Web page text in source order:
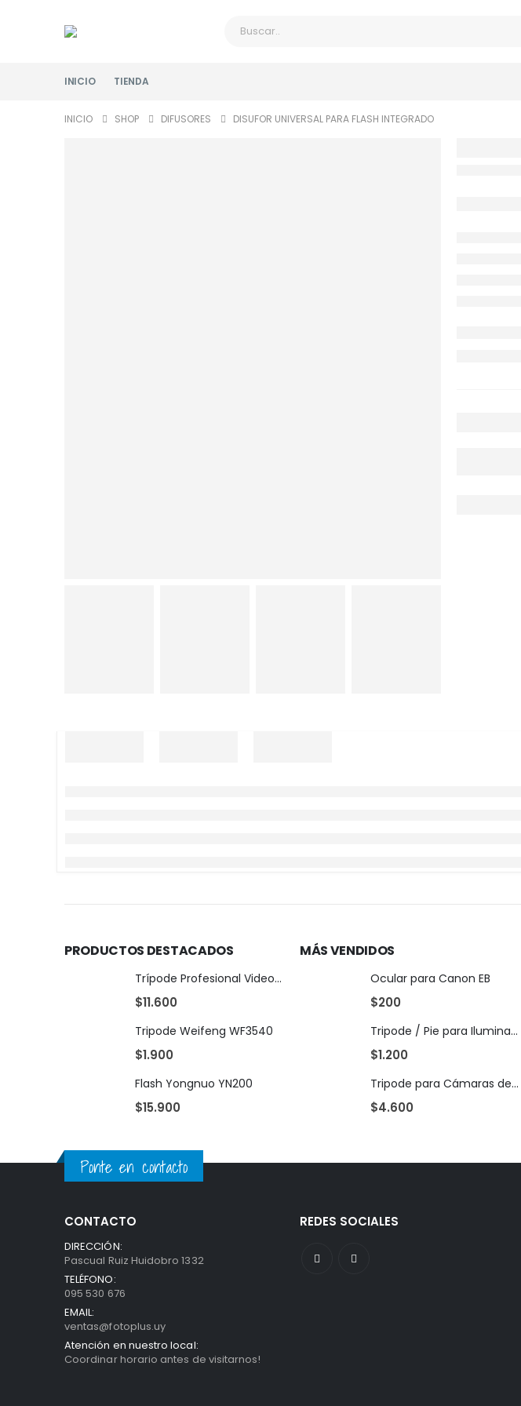
INICIO TIENDA
INICIO SHOP DIFUSORES DISUFOR UNIVERSAL PARA FLASH INTEGRADO
PRODUCTOS DESTACADOS
Trípode Profesional Video Weifeng WF717
$11.600
Tripode Weifeng WF3540
$1.900
Flash Yongnuo YN200
$15.900
MÁS VENDIDOS
Ocular para Canon EB
$200
Tripode / Pie para Iluminación 2 mts
$1.200
Tripode para Cámaras de Foto y Vídeo WF-6663A
$4.600
Ponte en contacto
CONTACTO
DIRECCIÓN:
Pascual Ruiz Huidobro 1332
TELÉFONO:
095 530 676
EMAIL:
ventas@fotoplus.uy
Atención en nuestro local:
Coordinar horario antes de visitarnos!
REDES SOCIALES